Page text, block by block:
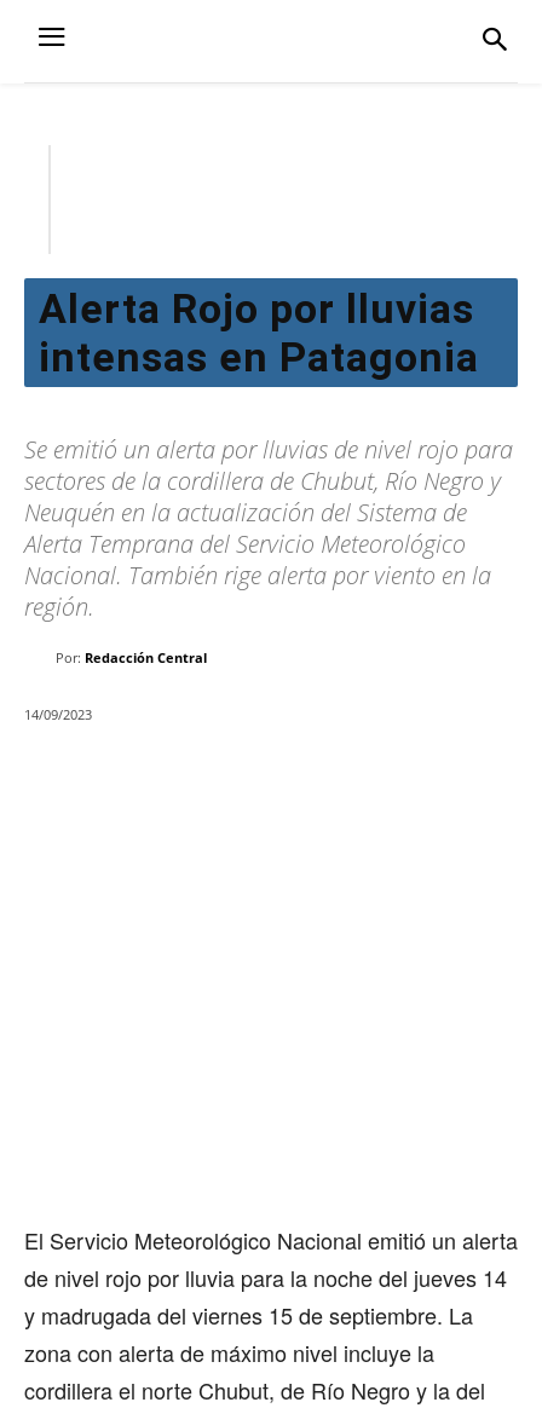
Alerta Rojo por lluvias
intensas en Patagonia
Se emitió un alerta por lluvias de nivel rojo para
sectores de la cordillera de Chubut, Río Negro y
Neuquén en la actualización del Sistema de
Alerta Temprana del Servicio Meteorológico
Nacional. También rige alerta por viento en la
región.
Por: Redacción Central
14/09/2023
El Servicio Meteorológico Nacional emitió un alerta
de nivel rojo por lluvia para la noche del jueves 14
y madrugada del viernes 15 de septiembre. La
zona con alerta de máximo nivel incluye la
cordillera el norte Chubut, de Río Negro y la del